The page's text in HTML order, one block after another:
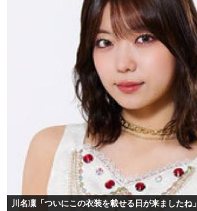
川名凜「ついにこの衣装を載せる日が来ましたね」